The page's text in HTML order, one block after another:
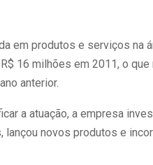
em produtos e serviços na
16 milhões em 2011, o
anterior.
a atuação, a empresa
novos produtos e